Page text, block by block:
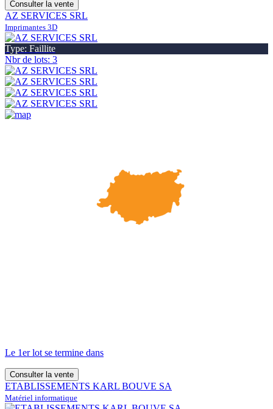
Consulter la vente
AZ SERVICES SRL
Imprimantes 3D
Type: Faillite
Nbr de lots: 3
Le 1er lot se termine dans
Consulter la vente
ETABLISSEMENTS KARL BOUVE SA
Matériel informatique